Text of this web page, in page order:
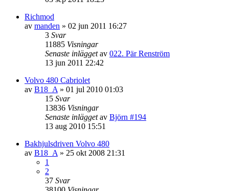
Richmod
av manden » 02 jun 2011 16:27
3 Svar
11885 Visningar
Senaste inläggetav 022. Pär Renström
13 jun 2011 22:42
Volvo 480 Cabriolet
av B18_A » 01 jul 2010 01:03
15 Svar
13836 Visningar
Senaste inläggetav Björn #194
13 aug 2010 15:51
Bakhjulsdriven Volvo 480
av B18_A » 25 okt 2008 21:31
1
2
37 Svar